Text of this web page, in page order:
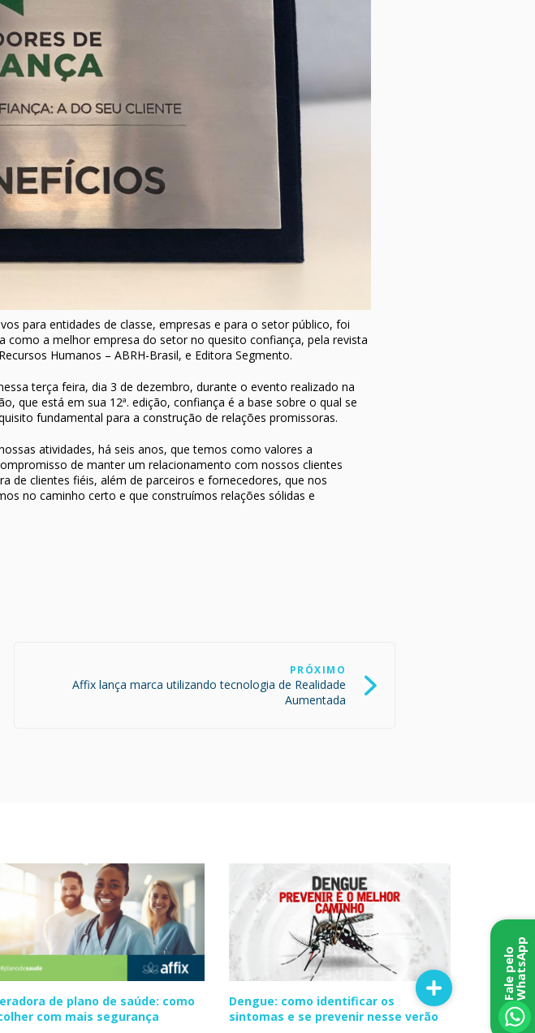
para entidades de classe, empresas e para o setor público, foi
como a melhor empresa do setor no quesito confiança, pela revista
Humanos – ABRH-Brasil, e Editora Segmento.
terça feira, dia 3 de dezembro, durante o evento realizado na
que está em sua 12ª. edição, confiança é a base sobre o qual se
fundamental para a construção de relações promissoras.
atividades, há seis anos, que temos como valores a
de manter um relacionamento com nossos clientes
de clientes fiéis, além de parceiros e fornecedores, que nos
no caminho certo e que construímos relações sólidas e
PRÓXIMO
Affix lança marca utilizando tecnologia de Realidade
Aumentada
de plano de saúde: como
com mais segurança
Dengue: como identificar os
sintomas e se prevenir nesse verão
F
a
l
e
p
e
l
o
W
h
a
t
s
A
pp